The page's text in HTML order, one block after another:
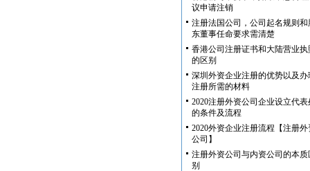
议申请注销
注册法国公司，公司起名规则和
东董事任命要求需清楚
香港公司注册证书和大陆营业执
的区别
深圳外资企业注册的优势以及办
注册所需的材料
2020注册外资公司企业设立代表
的条件及流程
2020外资企业注册流程【注册外
公司】
注册外资公司与内资公司的本质
别